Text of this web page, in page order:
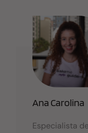
c
e
b
o
o
ailat
s
A
p
p
Ana Carolina
Especialista